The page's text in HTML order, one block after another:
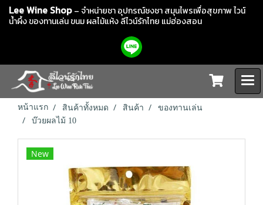
Lee Wine Shop– จำหน่ายชา อุปกรณ์ชงชา สมุนไพรเพื่อสุขภาพ ไวน์
น้ำผึ้ง ของทานเล่น ขนม ผลไม้แห้งลีไวน์รักไทย แม่ฮ่องสอน
หน้าแรก สินค้าทั้งหมด สินค้า
ของทานเล่น
บ๊วยผลไม้ 10
New